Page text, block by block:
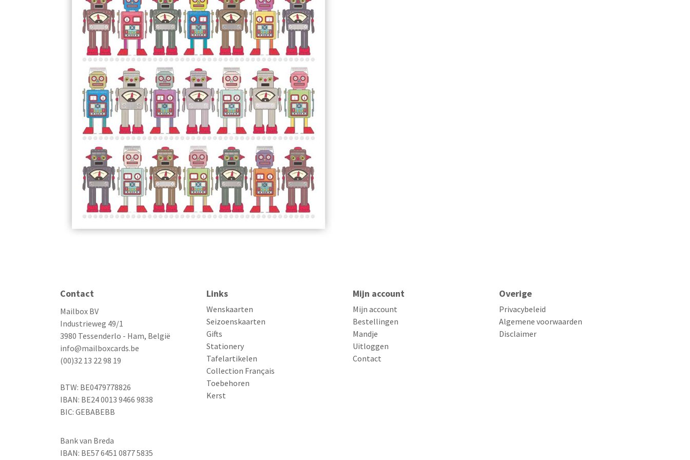
Contact
Mailbox BV
Industrieweg 49/1
3980 Tessenderlo - Ham, België
info@mailboxcards.be
(00)32 13 22 98 19
BTW: BE0479778826
IBAN: BE24 0013 9466 9838
BIC: GEBABEBB
Bank van Breda
IBAN: BE57 6451 0877 5835
Links
Wenskaarten
Seizoenskaarten
Gifts
Stationery
Tafelartikelen
Collection Français
Toebehoren
Kerst
Mijn account
Mijn account
Bestellingen
Mandje
Uitloggen
Contact
Overige
Privacybeleid
Algemene voorwaarden
Disclaimer